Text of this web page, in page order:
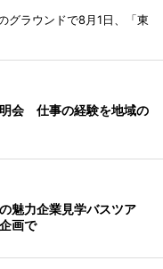
グラウンドで8月1日、「東
会 仕事の経験を地域の
魅力企業見学バスツア
画で